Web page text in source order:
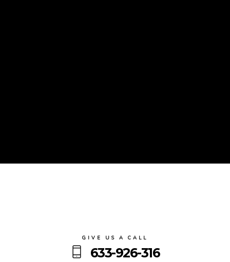
GIVE US A CALL
633-926-316